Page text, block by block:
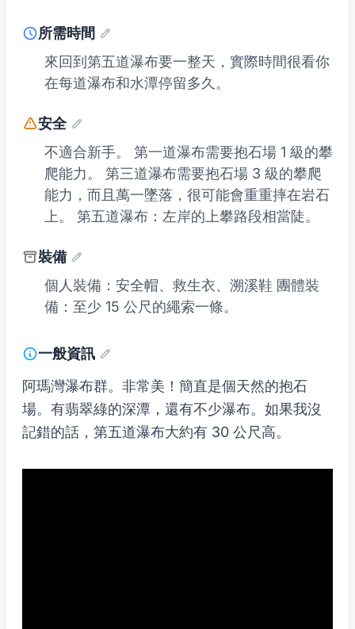
所需時間
來回到第五道瀑布要一整天，實際時間很看你
在每道瀑布和水潭停留多久。
安全
不適合新手。 第一道瀑布需要抱石場 1 級的攀
爬能力。 第三道瀑布需要抱石場 3 級的攀爬
能力，而且萬一墜落，很可能會重重摔在岩石
上。 第五道瀑布：左岸的上攀路段相當陡。
裝備
個人裝備：安全帽、救生衣、溯溪鞋 團體裝
備：至少 15 公尺的繩索一條。
一般資訊
阿瑪灣瀑布群。非常美！簡直是個天然的抱石
場。有翡翠綠的深潭，還有不少瀑布。如果我沒
記錯的話，第五道瀑布大約有 30 公尺高。